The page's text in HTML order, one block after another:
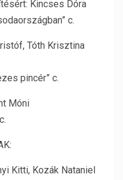
Kincses Dóra
c.
Tóth Krisztina
pincér” c.
Móni
Kitti, Kozák Nataniel